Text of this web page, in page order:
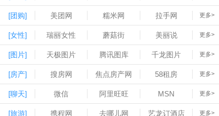
[团购] 美团网 糯米网 拉手网 更多>
[女性] 瑞丽女性 蘑菇街 美丽说 更多>
[图片] 天极图片 腾讯图库 千龙图片 更多>
[房产] 搜房网 焦点房产网 58租房 更多>
[聊天] 微信 阿里旺旺 MSN 更多>
[旅游] 携程网 去哪儿网 艺龙订酒店 更多>